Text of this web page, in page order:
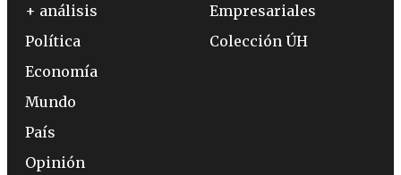
+ análisis
Política
Economía
Mundo
País
Opinión
Empresariales
Colección ÚH